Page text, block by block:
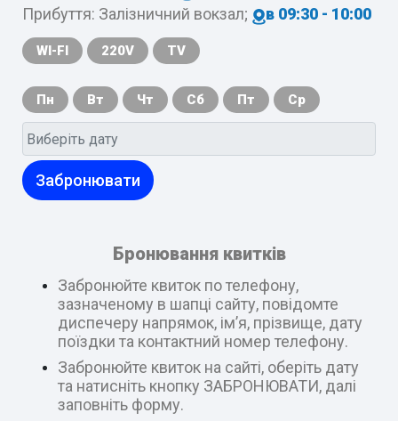
Прибуття: Залізничний вокзал;
в 09:30 - 10:00
WI-FI 220V TV
Пн Вт Чт Сб Пт Ср
Забронювати
Бронювання квитків
Забронюйте квиток по телефону,
зазначеному в шапці сайту, повідомте
диспечеру напрямок, ім’я, прізвище, дату
поїздки та контактний номер телефону.
Забронюйте квиток на сайті, оберіть дату
та натисніть кнопку ЗАБРОНЮВАТИ, далі
заповніть форму.